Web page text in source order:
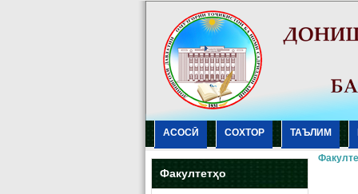
АСОСӢ СОХТОР ТАЪЛИМ
Факултетҳо